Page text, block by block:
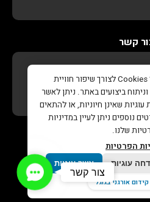
קשר
עדי מטבחים – נגרות בהתאמה
Edigital.co.il
אנו משתמשים בקובצי Cookies לצורך שיפור חוויית
ביצועים באתר. ניתן לאשר
שאינן חיוניות, או להתאים
נוספים ניתן לעיין במדיניות
שלנו.
הפרטיות
דחה עוגיות אשר עוגיות
קידום אורגני בגוגל
Contact
Us
צור קשר